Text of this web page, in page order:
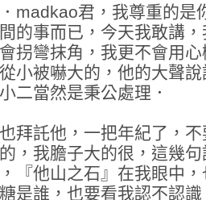
madkao君，我尊重的是
的事而已，今天我敢講
拐彎抹角，我更不會用
小被嚇大的，他的大聲
二當然是秉公處理．
拜託他，一把年紀了，
，我膽子大的很，這幾
『他山之石』在我眼中
是誰，也要看我認不認